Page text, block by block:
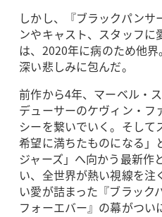
しかし、『ブラックパン
ンやキャスト、スタッフに
は、2020年に病のため他
深い悲しみに包んだ。
前作から4年、マーベル・
デューサーのケヴィン・フ
シーを繋いでいく。そして
希望に満ちたものになる」
ジャーズ」へ向かう最新作
い、全世界が熱い視線を
い愛が詰まった『ブラック
フォーエバー』の幕がつい